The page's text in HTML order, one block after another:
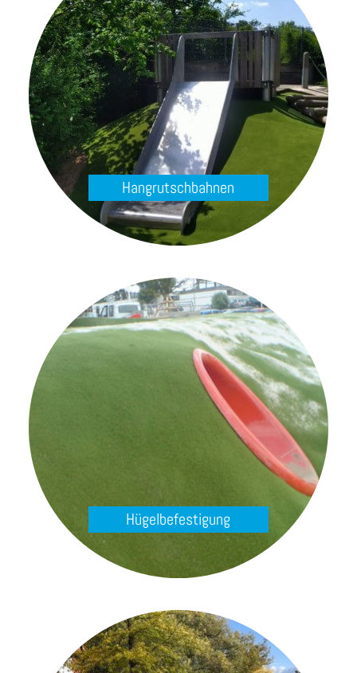
Hangrutschbahnen
Hügelbefestigung